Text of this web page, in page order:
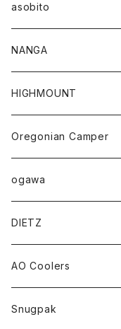
asobito
NANGA
HIGHMOUNT
Oregonian Camper
ogawa
DIETZ
AO Coolers
Snugpak